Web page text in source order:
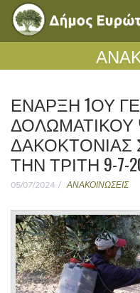
ΈΝΑΡΞΗ 1ΟΥ
ΔΑΚΟΚΤΟΝΊΑΣ
ΤΗΝ ΤΡΊΤΗ 9-7-
05/07/2024 ΑΝΑΚΟΙΝΩΣΕΙΣ